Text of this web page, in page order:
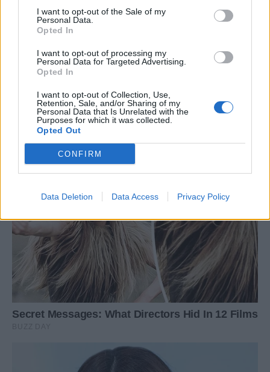
I want to opt-out of the Sale of my
Personal Data.
Opted In
I want to opt-out of processing my
Personal Data for Targeted Advertising.
Opted In
I want to opt-out of Collection, Use,
Retention, Sale, and/or Sharing of my
Personal Data that Is Unrelated with the
Purposes for which it was collected.
Opted Out
CONFIRM
Data Deletion Data Access Privacy Policy